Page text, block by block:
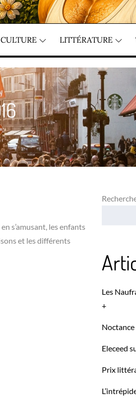
CULTURE LITTÉRATURE
s’amusant, les enfants
et les différents
Les
+
Noctance
Eleceed
Prix